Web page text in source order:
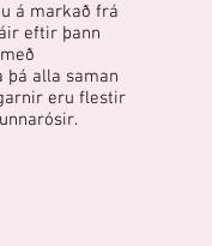
á markað frá
eftir þann
alla saman
eru flestir